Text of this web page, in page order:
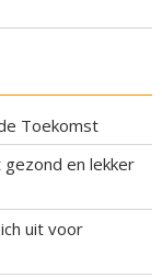
Toekomst
en lekker
uit voor